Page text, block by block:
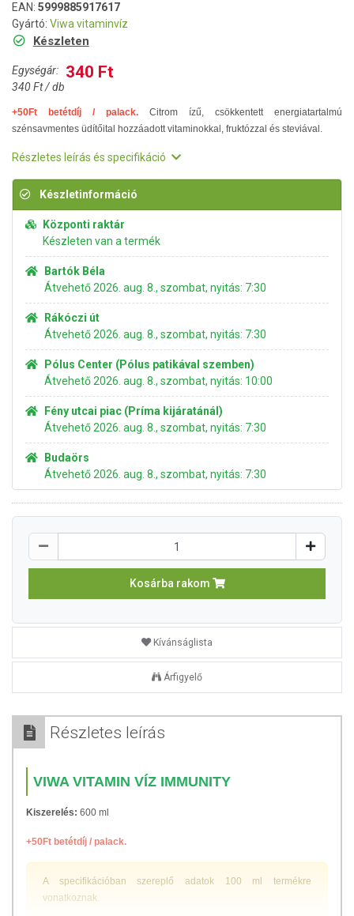
EAN: 5999885917617
Gyártó: Viwa vitaminvíz
Készleten
340 Ft
Egységár:
340 Ft / db
+50Ft betétdíj / palack. Citrom ízű, csökkentett energiatartalmú
szénsavmentes üdítőital hozzáadott vitaminokkal, fruktózzal és steviával.
Részletes leírás és specifikáció
Készletinformáció
Központi raktár
Készleten van a termék
Bartók Béla
Átvehető 2026. aug. 8., szombat, nyitás: 7:30
Rákóczi út
Átvehető 2026. aug. 8., szombat, nyitás: 7:30
Pólus Center (Pólus patikával szemben)
Átvehető 2026. aug. 8., szombat, nyitás: 10:00
Fény utcai piac (Príma kijáratánál)
Átvehető 2026. aug. 8., szombat, nyitás: 7:30
Budaörs
Átvehető 2026. aug. 8., szombat, nyitás: 7:30
Kosárba rakom
Kívánságlista
Árfigyelő
Részletes leírás
VIWA VITAMIN VÍZ IMMUNITY
Kiszerelés: 600 ml
+50Ft betétdíj / palack.
A specifikációban szereplő adatok 100 ml termékre
vonatkoznak.